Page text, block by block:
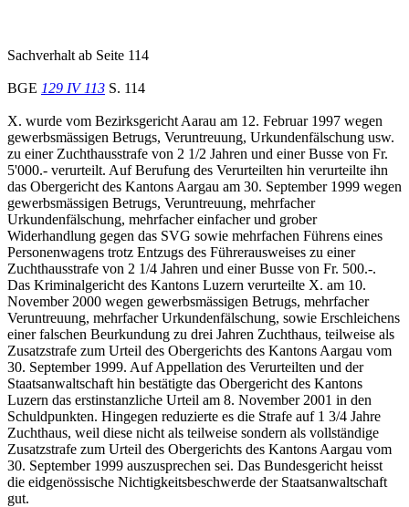
Sachverhalt ab Seite 114
BGE 129 IV 113 S. 114
X. wurde vom Bezirksgericht Aarau am 12. Februar 1997 wegen
gewerbsmässigen Betrugs, Veruntreuung, Urkundenfälschung usw.
zu einer Zuchthausstrafe von 2 1/2 Jahren und einer Busse von Fr.
5'000.- verurteilt. Auf Berufung des Verurteilten hin verurteilte ihn
das Obergericht des Kantons Aargau am 30. September 1999 wegen
gewerbsmässigen Betrugs, Veruntreuung, mehrfacher
Urkundenfälschung, mehrfacher einfacher und grober
Widerhandlung gegen das SVG sowie mehrfachen Führens eines
Personenwagens trotz Entzugs des Führerausweises zu einer
Zuchthausstrafe von 2 1/4 Jahren und einer Busse von Fr. 500.-.
Das Kriminalgericht des Kantons Luzern verurteilte X. am 10.
November 2000 wegen gewerbsmässigen Betrugs, mehrfacher
Veruntreuung, mehrfacher Urkundenfälschung, sowie Erschleichens
einer falschen Beurkundung zu drei Jahren Zuchthaus, teilweise als
Zusatzstrafe zum Urteil des Obergerichts des Kantons Aargau vom
30. September 1999. Auf Appellation des Verurteilten und der
Staatsanwaltschaft hin bestätigte das Obergericht des Kantons
Luzern das erstinstanzliche Urteil am 8. November 2001 in den
Schuldpunkten. Hingegen reduzierte es die Strafe auf 1 3/4 Jahre
Zuchthaus, weil diese nicht als teilweise sondern als vollständige
Zusatzstrafe zum Urteil des Obergerichts des Kantons Aargau vom
30. September 1999 auszusprechen sei. Das Bundesgericht heisst
die eidgenössische Nichtigkeitsbeschwerde der Staatsanwaltschaft
gut.